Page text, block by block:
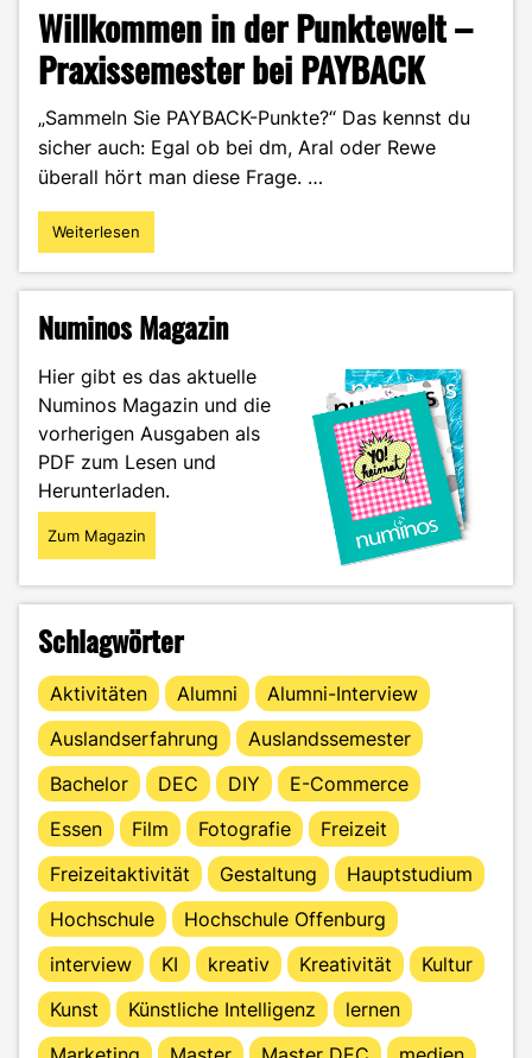
Willkommen in der Punktewelt –
Praxissemester bei PAYBACK
„Sammeln Sie PAYBACK-Punkte?“ Das kennst du
sicher auch: Egal ob bei dm, Aral oder Rewe
überall hört man diese Frage. …
"Willkommen
in
–
bei
PAYBACK"
Weiterlesen
Numinos Magazin
Hier gibt es das aktuelle
Numinos Magazin und die
vorherigen Ausgaben als
PDF zum Lesen und
Herunterladen.
Zum Magazin
Schlagwörter
Aktivitäten Alumni
Alumni-Interview
Auslandserfahrung
Auslandssemester
Bachelor
DEC DIY
E-Commerce
Essen
Film Fotografie
Freizeit
Freizeitaktivität
Gestaltung
Hauptstudium
Hochschule
Hochschule Offenburg
interview
KI kreativ Kreativität
Kultur
Kunst
Künstliche Intelligenz
lernen